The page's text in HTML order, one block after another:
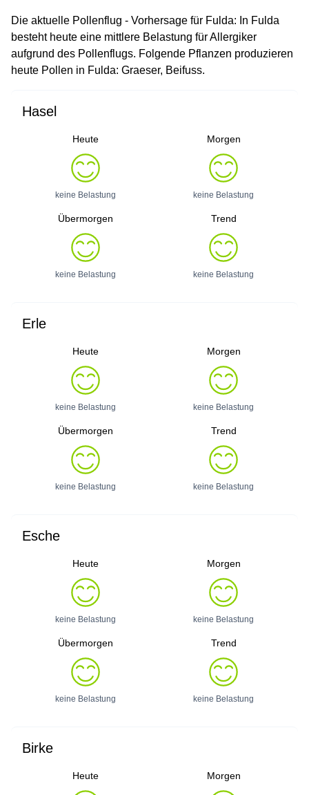
Die aktuelle Pollenflug - Vorhersage für Fulda: In Fulda
besteht heute eine mittlere Belastung für Allergiker
aufgrund des Pollenflugs. Folgende Pflanzen produzieren
heute Pollen in Fulda: Graeser, Beifuss.
Hasel
Heute
keine Belastung
Morgen
keine Belastung
Übermorgen
keine Belastung
Trend
keine Belastung
Erle
Heute
keine Belastung
Morgen
keine Belastung
Übermorgen
keine Belastung
Trend
keine Belastung
Esche
Heute
keine Belastung
Morgen
keine Belastung
Übermorgen
keine Belastung
Trend
keine Belastung
Birke
Heute Morgen